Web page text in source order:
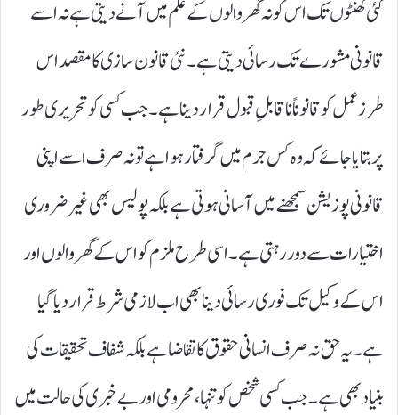
کئی گھنٹوں تک اس کو نہ گھر والوں کے علم میں آنے دیتی ہے نہ اسے
قانونی مشورے تک رسائی دیتی ہے۔ نئی قانون سازی کا مقصد اس
طرز عمل کو قانوناً ناقابلِ قبول قرار دینا ہے۔ جب کسی کو تحریری طور
پر بتایا جائے کہ وہ کس جرم میں گرفتار ہوا ہے تو نہ صرف اسے اپنی
قانونی پوزیشن سمجھنے میں آسانی ہوتی ہے بلکہ پولیس بھی غیر ضروری
اختیارات سے دور رہتی ہے۔اسی طرح ملزم کو اس کے گھر والوں اور
اس کے وکیل تک فوری رسائی دینا بھی اب لازمی شرط قرار دیا گیا
ہے۔ یہ حق نہ صرف انسانی حقوق کا تقاضا ہے بلکہ شفاف تحقیقات کی
بنیاد بھی ہے۔ جب کسی شخص کو تنہا، محرومی اور بے خبری کی حالت میں